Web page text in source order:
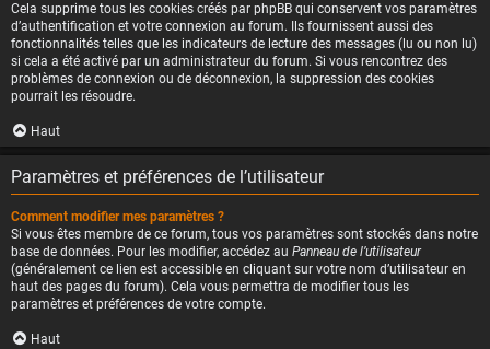
Cela supprime tous les cookies créés par phpBB qui conservent vos paramètres
d’authentification et votre connexion au forum. Ils fournissent aussi des
fonctionnalités telles que les indicateurs de lecture des messages (lu ou non lu)
si cela a été activé par un administrateur du forum. Si vous rencontrez des
problèmes de connexion ou de déconnexion, la suppression des cookies
pourrait les résoudre.
Haut
Paramètres et préférences de l’utilisateur
Comment modifier mes paramètres ?
Si vous êtes membre de ce forum, tous vos paramètres sont stockés dans notre
base de données. Pour les modifier, accédez au Panneau de l’utilisateur
(généralement ce lien est accessible en cliquant sur votre nom d’utilisateur en
haut des pages du forum). Cela vous permettra de modifier tous les
paramètres et préférences de votre compte.
Haut